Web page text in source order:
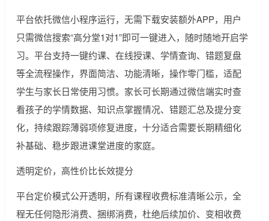
平台依托微信小程序运行，无需下载安装额外APP，用户
只需微信搜索“高分堂1对1”即可一键进入，随时随地开启学
习。平台支持一键约课、在线授课、学情查询、错题复盘
等全流程操作，界面简洁、功能清晰，操作零门槛，适配
学生与家长日常使用习惯。家长可长期通过微信端实时查
看孩子的学情数据、知识点掌握情况、错题汇总及提分变
化，持续跟踪薄弱项修复进度，十分适合需要长期精细化
补基础、稳步跟进课堂进度的家庭。
透明定价，高性价比长效提分
平台定价模式公开透明，所有课程收费标准清晰公示，全
程无任何隐形消费、捆绑消费，杜绝后续加价、变相收费